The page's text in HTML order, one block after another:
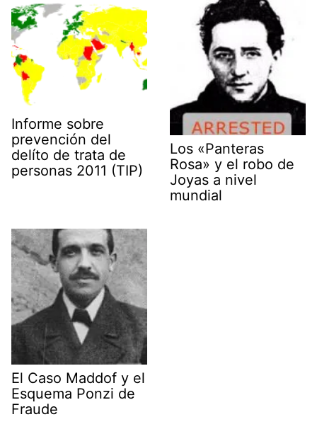
Informe sobre
prevención del
delíto de trata de
personas 2011 (TIP)
Los «Panteras
Rosa» y el robo de
Joyas a nivel
mundial
El Caso Maddof y el
Esquema Ponzi de
Fraude